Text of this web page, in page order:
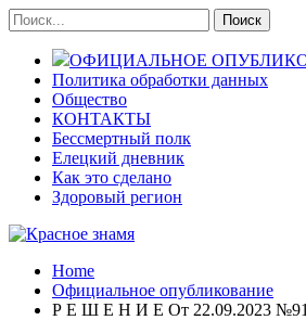
ОФИЦИАЛЬНОЕ
Политика обработки данных
Общество
КОНТАКТЫ
Бессмертный полк
Елецкий дневник
Как это сделано
Здоровый регион
Home
Официальное опубликование
Р Е Ш Е Н И Е От 22.09.2023 №91